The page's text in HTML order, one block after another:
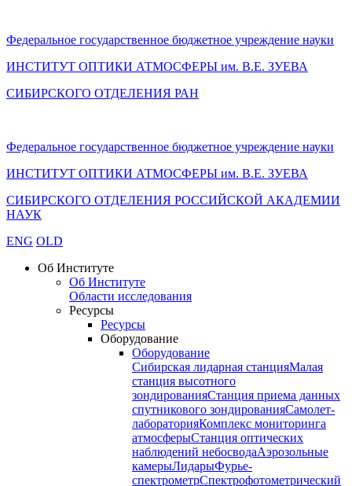
Федеральное государственное бюджетное учреждение науки
ИНСТИТУТ ОПТИКИ АТМОСФЕРЫ им. В.Е. ЗУЕВА
СИБИРСКОГО ОТДЕЛЕНИЯ РАН
Федеральное государственное бюджетное учреждение науки
ИНСТИТУТ ОПТИКИ АТМОСФЕРЫ им. В.Е. ЗУЕВА
СИБИРСКОГО ОТДЕЛЕНИЯ РОССИЙСКОЙ АКАДЕМИИ
НАУК
ENG OLD
Об Институте
Об Институте
Области исследования
Ресурсы
Ресурсы
Оборудование
Оборудование
Сибирская лидарная станцияМалая
станция высотного
зондированияСтанция приема данных
спутникового зондированияСамолет-
лабораторияКомплекс мониторинга
атмосферыСтанция оптических
наблюдений небосводаАэрозольные
камерыЛидарыФурье-
спектрометрСпектрофотометрический